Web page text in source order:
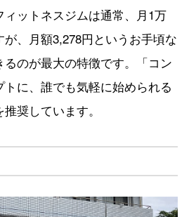
ットネスジムは通常、月1万
、月額3,278円というお手頃な
のが最大の特徴です。「コン
に、誰でも気軽に始められる
奨しています。